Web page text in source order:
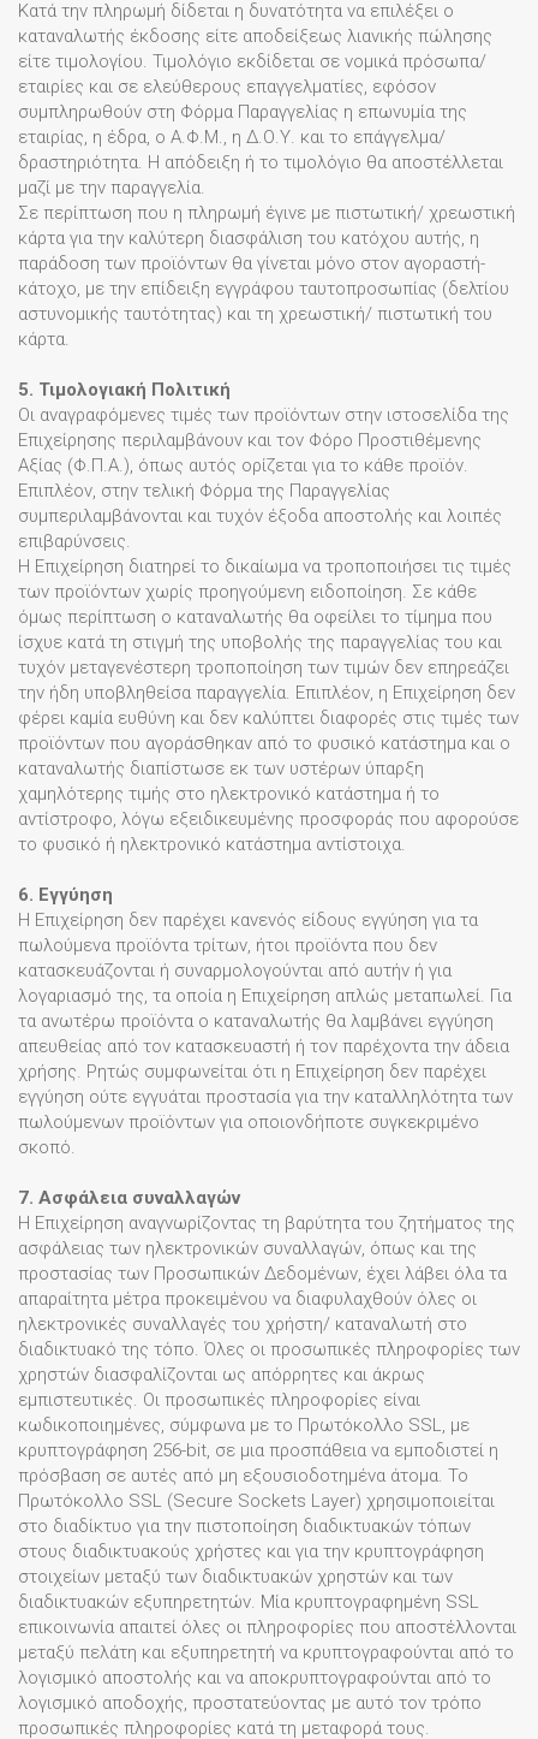
Κατά την πληρωμή δίδεται η δυνατότητα να επιλέξει ο
καταναλωτής έκδοσης είτε αποδείξεως λιανικής πώλησης
είτε τιμολογίου. Τιμολόγιο εκδίδεται σε νομικά πρόσωπα/
εταιρίες και σε ελεύθερους επαγγελματίες, εφόσον
συμπληρωθούν στη Φόρμα Παραγγελίας η επωνυμία της
εταιρίας, η έδρα, ο Α.Φ.Μ., η Δ.Ο.Υ. και το επάγγελμα/
δραστηριότητα. Η απόδειξη ή το τιμολόγιο θα αποστέλλεται
μαζί με την παραγγελία.
Σε περίπτωση που η πληρωμή έγινε με πιστωτική/ χρεωστική
κάρτα για την καλύτερη διασφάλιση του κατόχου αυτής, η
παράδοση των προϊόντων θα γίνεται μόνο στον αγοραστή-
κάτοχο, με την επίδειξη εγγράφου ταυτοπροσωπίας (δελτίου
αστυνομικής ταυτότητας) και τη χρεωστική/ πιστωτική του
κάρτα.
5. Τιμολογιακή Πολιτική
Οι αναγραφόμενες τιμές των προϊόντων στην ιστοσελίδα της
Επιχείρησης περιλαμβάνουν και τον Φόρο Προστιθέμενης
Αξίας (Φ.Π.Α.), όπως αυτός ορίζεται για το κάθε προϊόν.
Επιπλέον, στην τελική Φόρμα της Παραγγελίας
συμπεριλαμβάνονται και τυχόν έξοδα αποστολής και λοιπές
επιβαρύνσεις.
Η Επιχείρηση διατηρεί το δικαίωμα να τροποποιήσει τις τιμές
των προϊόντων χωρίς προηγούμενη ειδοποίηση. Σε κάθε
όμως περίπτωση ο καταναλωτής θα οφείλει το τίμημα που
ίσχυε κατά τη στιγμή της υποβολής της παραγγελίας του και
τυχόν μεταγενέστερη τροποποίηση των τιμών δεν επηρεάζει
την ήδη υποβληθείσα παραγγελία. Επιπλέον, η Επιχείρηση δεν
φέρει καμία ευθύνη και δεν καλύπτει διαφορές στις τιμές των
προϊόντων που αγοράσθηκαν από το φυσικό κατάστημα και ο
καταναλωτής διαπίστωσε εκ των υστέρων ύπαρξη
χαμηλότερης τιμής στο ηλεκτρονικό κατάστημα ή το
αντίστροφο, λόγω εξειδικευμένης προσφοράς που αφορούσε
το φυσικό ή ηλεκτρονικό κατάστημα αντίστοιχα.
6. Εγγύηση
Η Επιχείρηση δεν παρέχει κανενός είδους εγγύηση για τα
πωλούμενα προϊόντα τρίτων, ήτοι προϊόντα που δεν
κατασκευάζονται ή συναρμολογούνται από αυτήν ή για
λογαριασμό της, τα οποία η Επιχείρηση απλώς μεταπωλεί. Για
τα ανωτέρω προϊόντα ο καταναλωτής θα λαμβάνει εγγύηση
απευθείας από τον κατασκευαστή ή τον παρέχοντα την άδεια
χρήσης. Ρητώς συμφωνείται ότι η Επιχείρηση δεν παρέχει
εγγύηση ούτε εγγυάται προστασία για την καταλληλότητα των
πωλούμενων προϊόντων για οποιονδήποτε συγκεκριμένο
σκοπό.
7. Ασφάλεια συναλλαγών
Η Επιχείρηση αναγνωρίζοντας τη βαρύτητα του ζητήματος της
ασφάλειας των ηλεκτρονικών συναλλαγών, όπως και της
προστασίας των Προσωπικών Δεδομένων, έχει λάβει όλα τα
απαραίτητα μέτρα προκειμένου να διαφυλαχθούν όλες οι
ηλεκτρονικές συναλλαγές του χρήστη/ καταναλωτή στο
διαδικτυακό της τόπο. Όλες οι προσωπικές πληροφορίες των
χρηστών διασφαλίζονται ως απόρρητες και άκρως
εμπιστευτικές. Οι προσωπικές πληροφορίες είναι
κωδικοποιημένες, σύμφωνα με το Πρωτόκολλο SSL, με
κρυπτογράφηση 256-bit, σε μια προσπάθεια να εμποδιστεί η
πρόσβαση σε αυτές από μη εξουσιοδοτημένα άτομα. Το
Πρωτόκολλο SSL (Secure Sockets Layer) χρησιμοποιείται
στο διαδίκτυο για την πιστοποίηση διαδικτυακών τόπων
στους διαδικτυακούς χρήστες και για την κρυπτογράφηση
στοιχείων μεταξύ των διαδικτυακών χρηστών και των
διαδικτυακών εξυπηρετητών. Μία κρυπτογραφημένη SSL
επικοινωνία απαιτεί όλες οι πληροφορίες που αποστέλλονται
μεταξύ πελάτη και εξυπηρετητή να κρυπτογραφούνται από το
λογισμικό αποστολής και να αποκρυπτογραφούνται από το
λογισμικό αποδοχής, προστατεύοντας με αυτό τον τρόπο
προσωπικές πληροφορίες κατά τη μεταφορά τους.